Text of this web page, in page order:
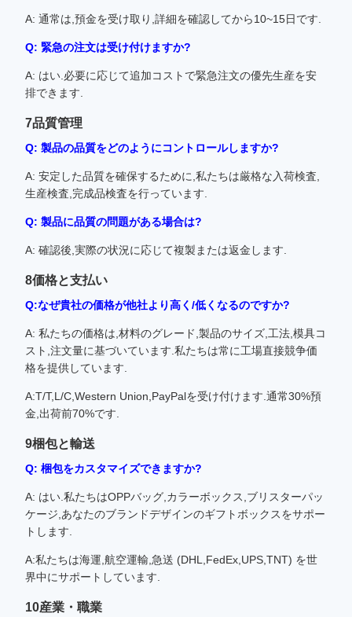
A: 通常は,預金を受け取り,詳細を確認してから10~15日です.
Q: 緊急の注文は受け付けますか?
A: はい.必要に応じて追加コストで緊急注文の優先生産を安
排できます.
7品質管理
Q: 製品の品質をどのようにコントロールしますか?
A: 安定した品質を確保するために,私たちは厳格な入荷検査,
生産検査,完成品検査を行っています.
Q: 製品に品質の問題がある場合は?
A: 確認後,実際の状況に応じて複製または返金します.
8価格と支払い
Q:なぜ貴社の価格が他社より高く/低くなるのですか?
A: 私たちの価格は,材料のグレード,製品のサイズ,工法,模具コ
スト,注文量に基づいています.私たちは常に工場直接競争価
格を提供しています.
A:T/T,L/C,Western Union,PayPalを受け付けます.通常30%預
金,出荷前70%です.
9梱包と輸送
Q: 梱包をカスタマイズできますか?
A: はい.私たちはOPPバッグ,カラーボックス,ブリスターパッ
ケージ,あなたのブランドデザインのギフトボックスをサポー
トします.
A:私たちは海運,航空運輸,急送 (DHL,FedEx,UPS,TNT) を世
界中にサポートしています.
10産業・職業